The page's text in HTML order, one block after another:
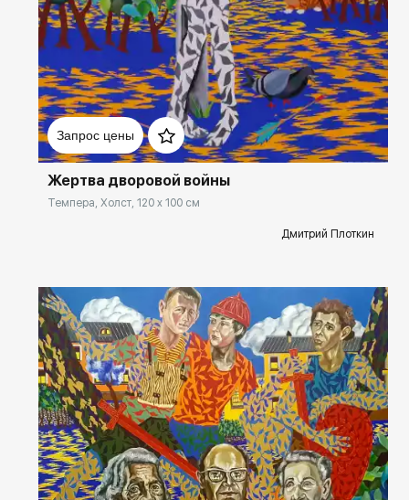
Запрос цены
Домен: rakovgallery.ru
Жертва дворовой войны
Темпера, Холст, 120 x 100 см
Дмитрий Плоткин